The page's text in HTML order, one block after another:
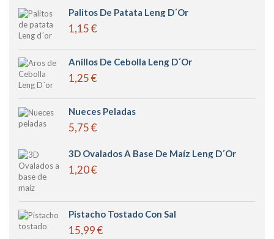
Palitos De Patata Leng D´or
1,15 €
Anillos De Cebolla Leng D´or
1,25 €
Nueces Peladas
5,75 €
3D Ovalados A Base De Maíz Leng D´or
1,20 €
Pistacho Tostado Con Sal
15,99 €